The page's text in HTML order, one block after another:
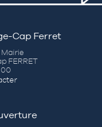
Cap Ferret
Mairie
FERRET
00